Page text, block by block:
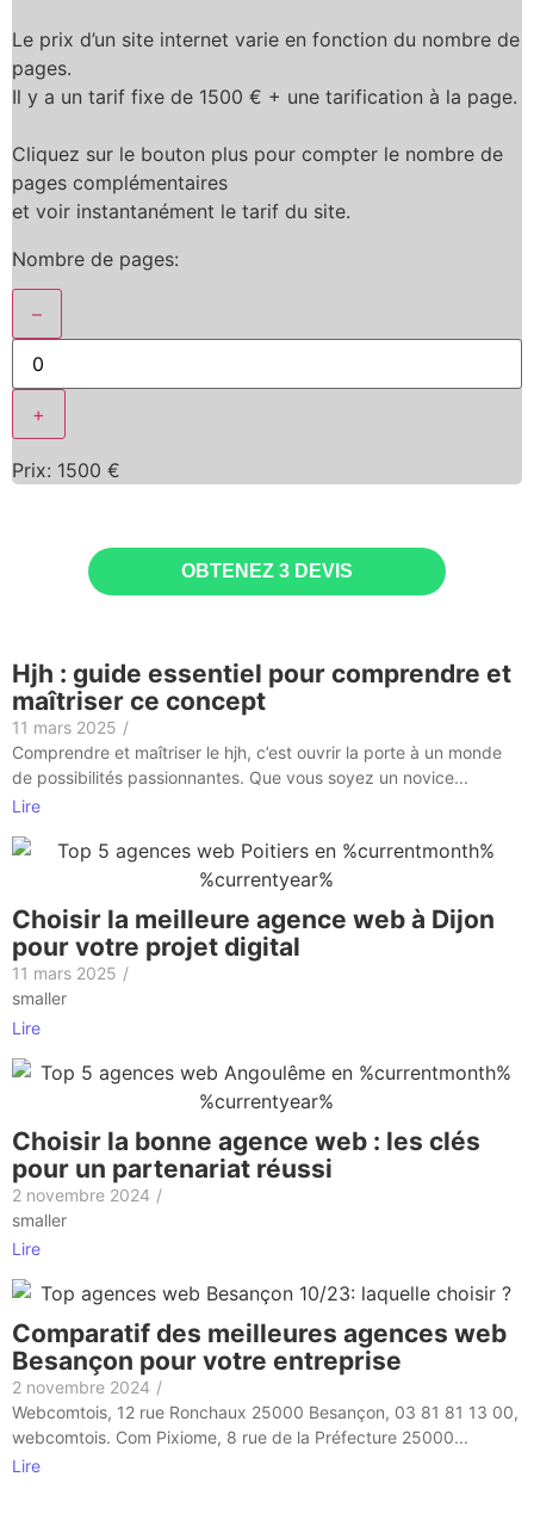
Le prix d’un site internet varie en fonction du nombre de
pages.
Il y a un tarif fixe de 1500 € + une tarification à la page.
Cliquez sur le bouton plus pour compter le nombre de
pages complémentaires
et voir instantanément le tarif du site.
Nombre de pages:
–
+
Prix: 1500 €
OBTENEZ 3 DEVIS
Hjh : guide essentiel pour comprendre et
maîtriser ce concept
11 mars 2025 /
Comprendre et maîtriser le hjh, c’est ouvrir la porte à un monde
de possibilités passionnantes. Que vous soyez un novice...
Lire
Choisir la meilleure agence web à Dijon
pour votre projet digital
11 mars 2025 /
smaller
Lire
Choisir la bonne agence web : les clés
pour un partenariat réussi
2 novembre 2024 /
smaller
Lire
Comparatif des meilleures agences web
Besançon pour votre entreprise
2 novembre 2024 /
Webcomtois, 12 rue Ronchaux 25000 Besançon, 03 81 81 13 00,
webcomtois. Com Pixiome, 8 rue de la Préfecture 25000...
Lire